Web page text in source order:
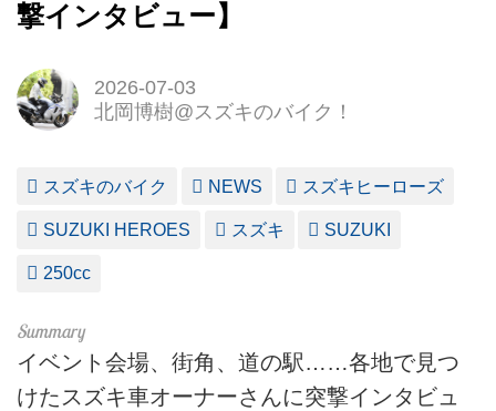
撃インタビュー】
2026-07-03
北岡博樹@スズキのバイク！
スズキのバイク NEWS スズキヒーローズ
SUZUKI HEROES スズキ SUZUKI
250cc
イベント会場、街角、道の駅……各地で見つ
けたスズキ車オーナーさんに突撃インタビュ